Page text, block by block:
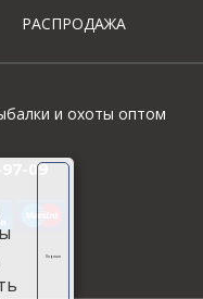
РАСПРОДАЖА
и охоты оптом
97-09
Хорошо